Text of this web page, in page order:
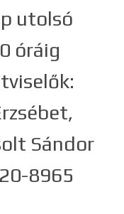
utolsó
óráig
Sándor
8965